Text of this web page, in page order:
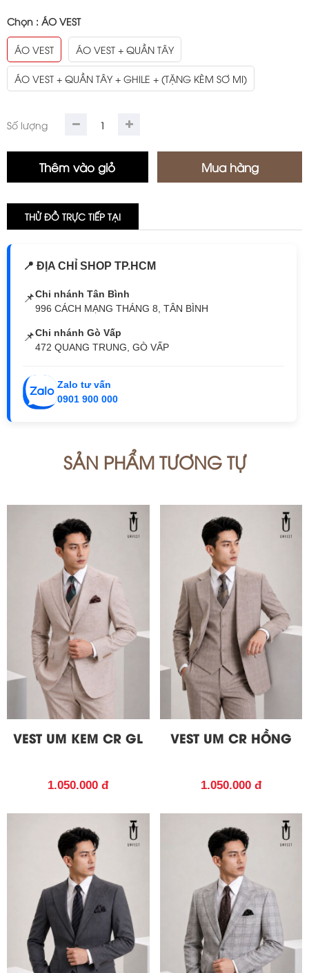
Chọn : ÁO VEST
ÁO VEST ÁO VEST + QUẦN TÂY
ÁO VEST + QUẦN TÂY + GHILE + (TẶNG KÈM SƠ MI)
Số lượng
THỬ ĐỒ TRỰC TIẾP TẠI
📍 ĐỊA CHỈ SHOP TP.HCM
📌Chi nhánh Tân Bình
996 CÁCH MẠNG THÁNG 8, TÂN BÌNH
📌Chi nhánh Gò Vấp
472 QUANG TRUNG, GÒ VẤP
Zalo tư vấn
0901 900 000
SẢN PHẨM TƯƠNG TỰ
VEST UM KEM CR GL
1.050.000 đ
VEST UM CR HỒNG
1.050.000 đ